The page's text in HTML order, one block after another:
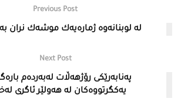
Previous Post
لە لوبنانەوە ژمارەیەك موشەك نران بە
Next Post
پەنابەرێكی رۆژهەڵات لەبەردەم
یەكگرتووەكان لە هەولێر ئاگری